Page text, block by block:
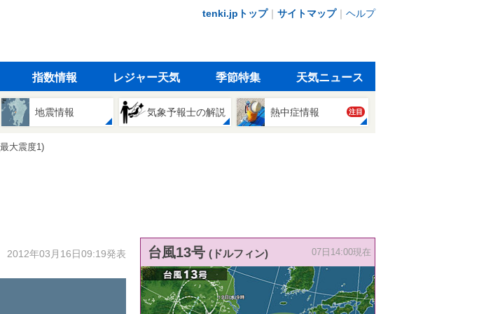
tenki.jpトップ｜ サイトマップ｜ ヘルプ
指数情報 レジャー天気 季節特集 天気ニュース
地震情報 気象予報士の解説 熱中症情報 注目
大震度1)
2012年03月16日09:19発表 台風13号 (ドルフィン) 07日14:00現在